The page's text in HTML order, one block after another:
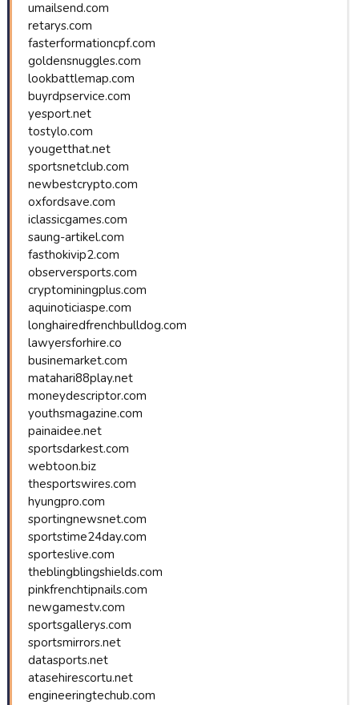
umailsend.com
retarys.com
fasterformationcpf.com
goldensnuggles.com
lookbattlemap.com
buyrdpservice.com
yesport.net
tostylo.com
yougetthat.net
sportsnetclub.com
newbestcrypto.com
oxfordsave.com
iclassicgames.com
saung-artikel.com
fasthokivip2.com
observersports.com
cryptominingplus.com
aquinoticiaspe.com
longhairedfrenchbulldog.com
lawyersforhire.co
businemarket.com
matahari88play.net
moneydescriptor.com
youthsmagazine.com
painaidee.net
sportsdarkest.com
webtoon.biz
thesportswires.com
hyungpro.com
sportingnewsnet.com
sportstime24day.com
sporteslive.com
theblingblingshields.com
pinkfrenchtipnails.com
newgamestv.com
sportsgallerys.com
sportsmirrors.net
datasports.net
atasehirescortu.net
engineeringtechub.com